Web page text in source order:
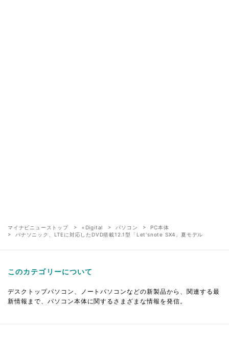
マイナビニューストップ +Digital パソコン
PC本体
パナソニック、LTEに対応したDVD搭載12.1型「Let'snote SX4」夏モデル
このカテゴリーについて
デスクトップパソコン、ノートパソコンなどの新製品から、関連する最
新情報まで、パソコン本体に関するさまざまな情報を発信。